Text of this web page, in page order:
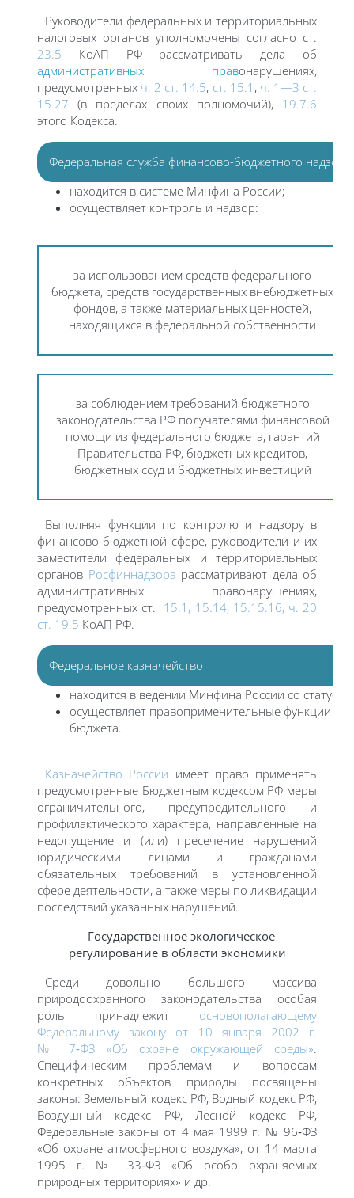
Руководители федеральных и территориальных
налоговых органов уполномочены согласно ст.
23.5 КоАП РФ рассматривать дела об
административных правонарушениях,
предусмотренных ч. 2 ст. 14.5, ст. 15.1 , ч. 1—3 ст.
15.27 (в пределах своих полномочий), 19.7.6
этого Кодекса.
Федеральная служба финансово-бюджетного
находится в системе Минфина России;
осуществляет контроль и надзор:
за использованием средств федерального
бюджета, средств государственных внебюджетных
фондов, а также материальных ценностей,
находящихся в федеральной собственности
за соблюдением требований бюджетного
законодательства РФ получателями финансовой
помощи из федерального бюджета, гарантий
Правительства РФ, бюджетных кредитов,
бюджетных ссуд и бюджетных инвестиций
Выполняя функции по контролю и надзору в
финансово-бюджетной сфере, руководители и их
заместители федеральных и территориальных
органов Росфиннадзора рассматривают дела об
административных правонарушениях,
предусмотренных ст. 15.1, 15.14, 15.15.16, ч. 20
ст. 19.5 КоАП РФ.
Федеральное казначейство
находится в ведении Минфина России со
осуществляет правоприменительные функции
бюджета.
Казначейство России имеет право применять
предусмотренные Бюджетным кодексом РФ меры
ограничительного, предупредительного и
профилактического характера, направленные на
недопущение и (или) пресечение нарушений
юридическими лицами и гражданами
обязательных требований в установленной
сфере деятельности, а также меры по ликвидации
последствий указанных нарушений.
Государственное экологическое
регулирование в области экономики
Среди довольно большого массива
природоохранного законодательства особая
роль принадлежит основополагающему
Федеральному закону от 10 января 2002 г.
№ 7‑ФЗ «Об охране окружающей среды».
Специфическим проблемам и вопросам
конкретных объектов природы посвящены
законы: Земельный кодекс РФ, Водный кодекс РФ,
Воздушный кодекс РФ, Лесной кодекс РФ,
Федеральные законы от 4 мая 1999 г. № 96‑ФЗ
«Об охране атмосферного воздуха», от 14 марта
1995 г. № 33‑ФЗ «Об особо охраняемых
природных территориях» и др.